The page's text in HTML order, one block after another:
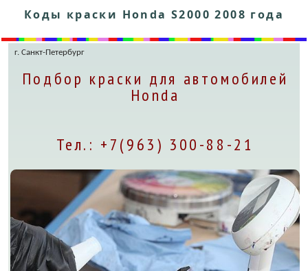
Коды краски Honda S2000 2008 года
г. Санкт-Петербург
Подбор краски для автомобилей
Honda
Тел.: +7(963) 300-88-21